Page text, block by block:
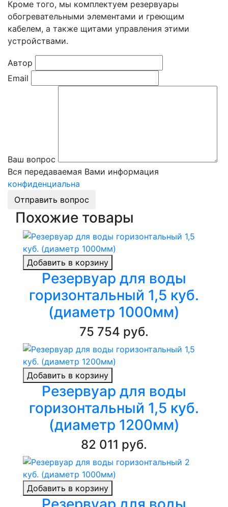
Кроме того, мы комплектуем резервуары
обогревательными элементами и греющим
кабелем, а также щитами управления этими
устройствами.
Автор
Email
Ваш вопрос
Вся передаваемая Вами информация
конфиденциальна
Отправить вопрос
Похожие товары
Добавить в корзину
Резервуар для воды
горизонтальный 1,5 куб.
(диаметр 1000мм)
75 754 руб.
Добавить в корзину
Резервуар для воды
горизонтальный 1,5 куб.
(диаметр 1200мм)
82 011 руб.
Добавить в корзину